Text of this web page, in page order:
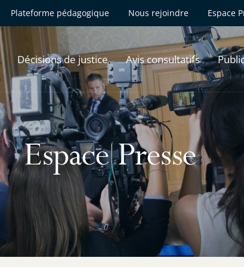
Plateforme pédagogique Nous rejoindre Espace
Décisions de justice Avis consultatifs
Espace Presse